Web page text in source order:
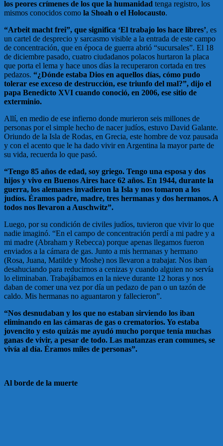
los peores crímenes de los que la humanidad tenga registro, los
mismos conocidos como la Shoah o el Holocausto.
“Arbeit macht frei”, que significa ‘El trabajo los hace libres’, es
un cartel de desprecio y sarcasmo visible a la entrada de este campo
de concentración, que en época de guerra abrió “sucursales”. El 18
de diciembre pasado, cuatro ciudadanos polacos hurtaron la placa
que porta el lema y hace unos días la recuperaron cortada en tres
pedazos. “¿Dónde estaba Dios en aquellos días, cómo pudo
tolerar ese exceso de destrucción, ese triunfo del mal?”, dijo el
papa Benedicto XVI cuando conoció, en 2006, ese sitio de
exterminio.
Allí, en medio de ese infierno donde murieron seis millones de
personas por el simple hecho de nacer judíos, estuvo David Galante.
Oriundo de la Isla de Rodas, en Grecia, este hombre de voz pausada
y con el acento que le ha dado vivir en Argentina la mayor parte de
su vida, recuerda lo que pasó.
“Tengo 85 años de edad, soy griego. Tengo una esposa y dos
hijos y vivo en Buenos Aires hace 62 años. En 1944, durante la
guerra, los alemanes invadieron la Isla y nos tomaron a los
judíos. Éramos padre, madre, tres hermanas y dos hermanos. A
todos nos llevaron a Auschwitz”.
Luego, por su condición de civiles judíos, tuvieron que vivir lo que
nadie imaginó. “En el campo de concentración perdí a mi padre y a
mi madre (Abraham y Rebecca) porque apenas llegamos fueron
enviados a la cámara de gas. Junto a mis hermanas y hermano
(Rosa, Juana, Matilde y Moshe) nos llevaron a trabajar. Nos iban
desahuciando para reducirnos a cenizas y cuando alguien no servía
lo eliminaban. Trabajábamos en la nieve durante 12 horas y nos
daban de comer una vez por día un pedazo de pan o un tazón de
caldo. Mis hermanas no aguantaron y fallecieron”.
“Nos desnudaban y los que no estaban sirviendo los iban
eliminando en las cámaras de gas o crematorios. Yo estaba
jovencito y esto quizás me ayudó mucho porque tenía muchas
ganas de vivir, a pesar de todo. Las matanzas eran comunes, se
vivía al día. Éramos miles de personas”.
Al borde de la muerte